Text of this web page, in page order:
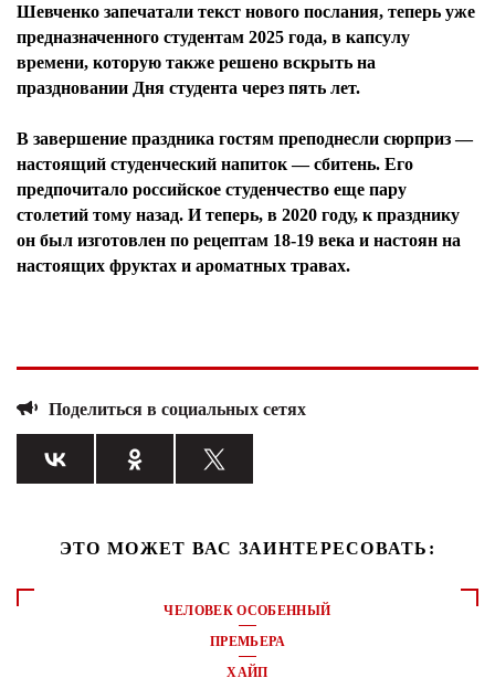
Шевченко запечатали текст нового послания, теперь уже
предназначенного студентам 2025 года, в капсулу
времени, которую также решено вскрыть на
праздновании Дня студента через пять лет.
В завершение праздника гостям преподнесли сюрприз —
настоящий студенческий напиток — сбитень. Его
предпочитало российское студенчество еще пару
столетий тому назад. И теперь, в 2020 году, к празднику
он был изготовлен по рецептам 18-19 века и настоян на
настоящих фруктах и ароматных травах.
Поделиться в социальных сетях
ЭТО МОЖЕТ ВАС ЗАИНТЕРЕСОВАТЬ:
ЧЕЛОВЕК ОСОБЕННЫЙ
ПРЕМЬЕРА
ХАЙП